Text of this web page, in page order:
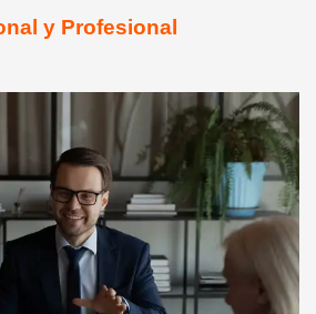
y Profesional